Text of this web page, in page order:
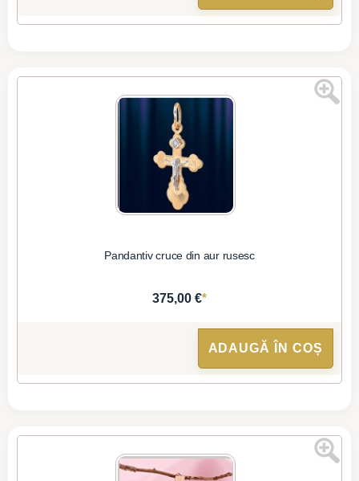
Pandantiv cruce din aur rusesc
375,00 €*
ADAUGĂ ÎN COȘ